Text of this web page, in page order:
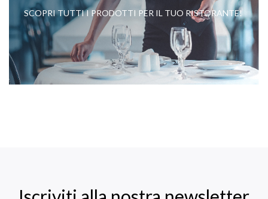
SCOPRI TUTTI I PRODOTTI PER IL TUO RISTORANTE!